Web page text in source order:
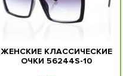
ЖЕНСКИЕ КЛАССИЧЕСКИЕ
ОЧКИ 56244S-10